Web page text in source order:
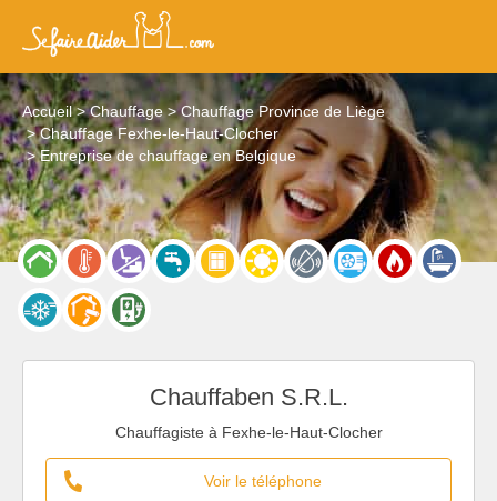
Accueil Chauffage
Chauffage Province de Liège
Chauffage Fexhe-le-Haut-Clocher
Entreprise de chauffage en Belgique
Chauffaben S.R.L.
Chauffagiste à Fexhe-le-Haut-Clocher
Voir le téléphone